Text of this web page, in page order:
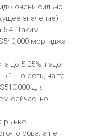
очень сильно
значение)
5.4. Таким
моргиджа
до 5.25%, надо
То есть, на те
для
сейчас, но
рынке
то обвала не